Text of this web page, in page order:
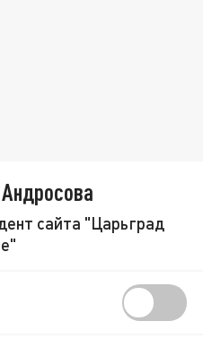
сайта "Царьград